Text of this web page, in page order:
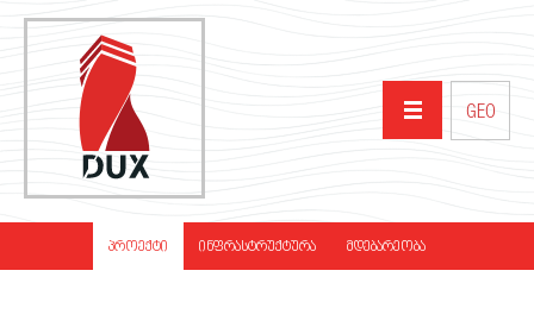
GEO
ᲛᲗᲐᲕᲐᲠᲘ
ᲞᲠᲝᲔᲥᲢᲘ ᲘᲜᲤᲠᲐᲡᲢᲠᲣᲥᲢᲣᲠᲐ ᲛᲓᲔᲑᲐᲠᲔᲝᲑᲐ